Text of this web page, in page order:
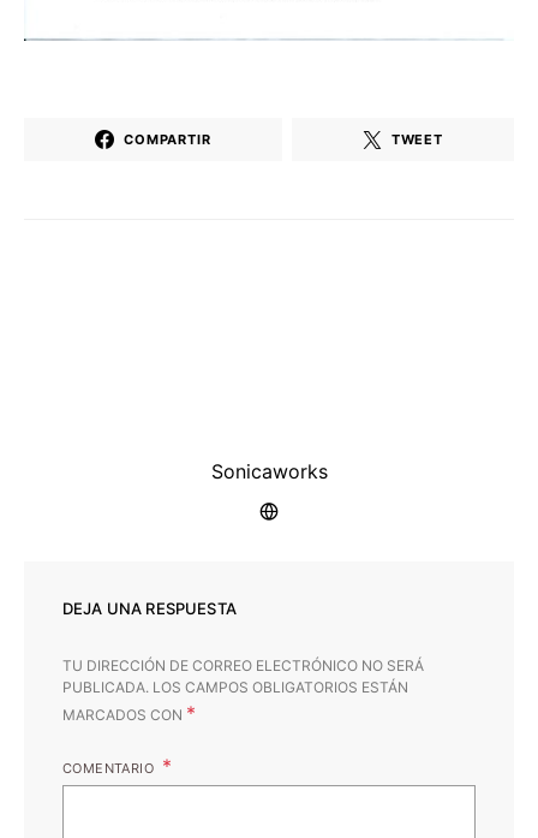
COMPARTIR TWEET
Sonicaworks
DEJA UNA RESPUESTA
TU DIRECCIÓN DE CORREO ELECTRÓNICO NO SERÁ
PUBLICADA. LOS CAMPOS OBLIGATORIOS ESTÁN
MARCADOS CON *
COMENTARIO